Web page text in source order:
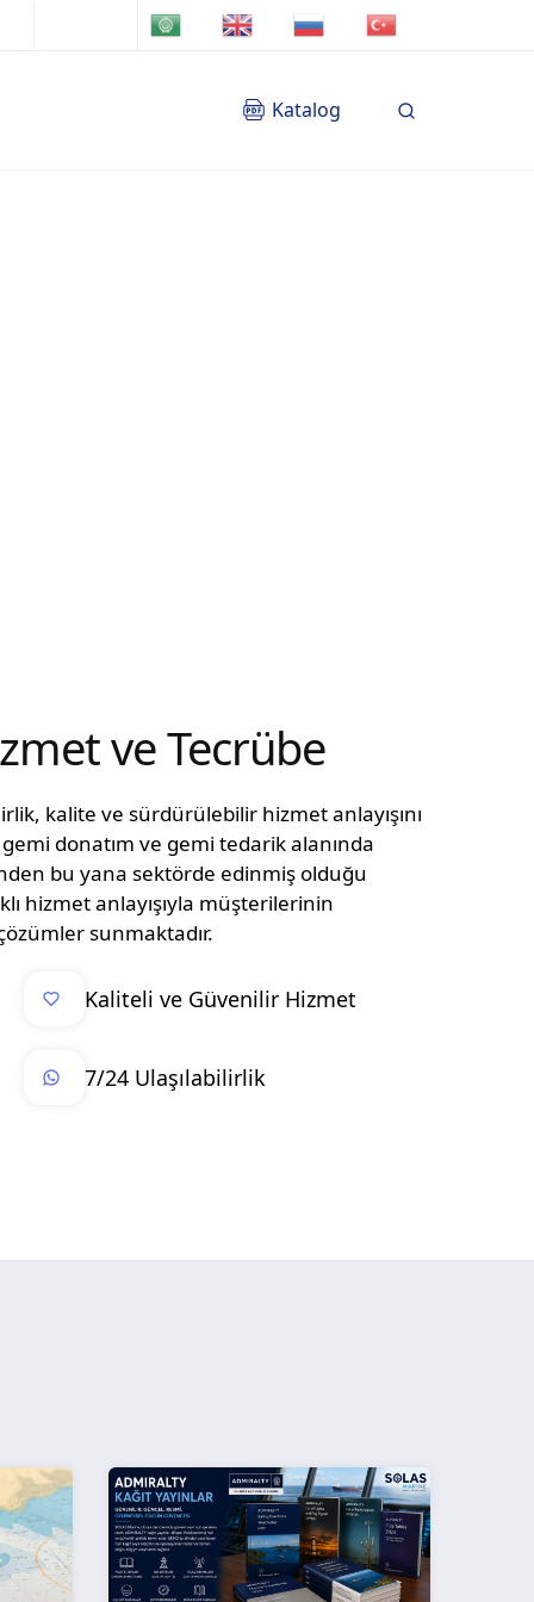
Katalog
ve Tecrübe
kalite ve sürdürülebilir hizmet anlayışını
donatım ve gemi tedarik alanında
bu yana sektörde edinmiş olduğu
hizmet anlayışıyla müşterilerinin
sunmaktadır.
Kaliteli ve Güvenilir Hizmet
7/24 Ulaşılabilirlik